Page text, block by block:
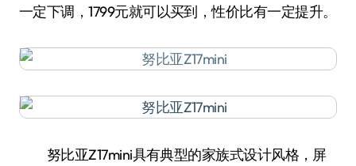
一定下调，1799元就可以买到，性价比有一定提升。
努比亚Z17mini具有典型的家族式设计风格，屏